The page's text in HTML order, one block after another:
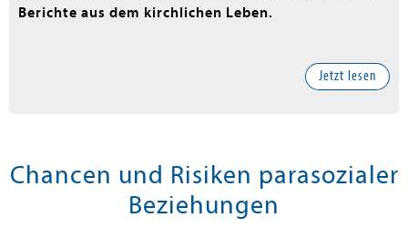
Berichte aus dem kirchlichen Leben.
Jetzt lesen
Chancen und Risiken parasozialer
Beziehungen